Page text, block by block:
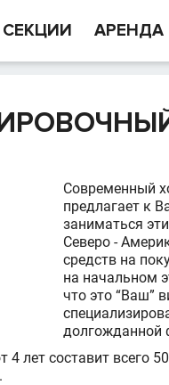
СЕКЦИИ АРЕНДА
Современный
предлагает к
заниматься
Северо -
средств на
на начальном
что это “Ваш”
долгожданной
лет составит всего